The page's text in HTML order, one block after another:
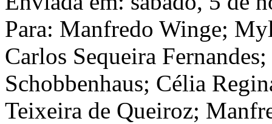
Para: Manfredo Winge;
Carlos Sequeira
Schobbenhaus; Célia
Teixeira de Queiroz;